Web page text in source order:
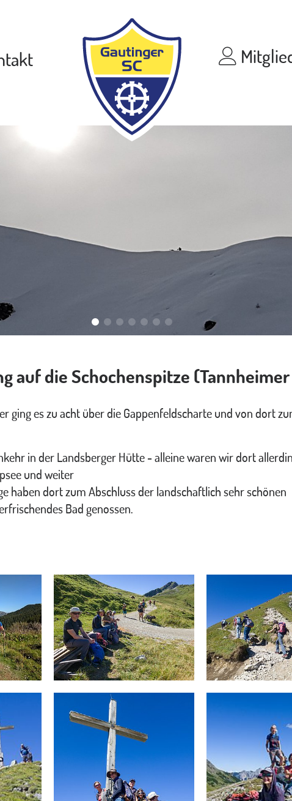
auf die Schochenspitze
ging es zu acht über die Gappenfeldscharte und von dort
in der Landsberger Hütte - alleine waren wir dort
und weiter
haben dort zum Abschluss der landschaftlich sehr schönen
Bad genossen.